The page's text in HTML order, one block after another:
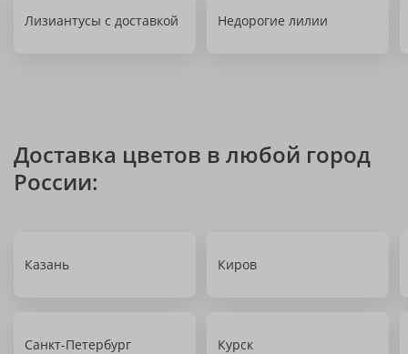
Лизиантусы с доставкой Недорогие лилии
Доставка цветов в любой город
России:
Казань Киров
Санкт-Петербург Курск